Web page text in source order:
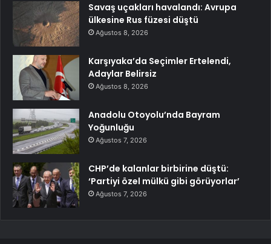
Savaş uçakları havalandı: Avrupa
ülkesine Rus füzesi düştü
Ağustos 8, 2026
Karşıyaka’da Seçimler Ertelendi,
Adaylar Belirsiz
Ağustos 8, 2026
Anadolu Otoyolu’nda Bayram
Yoğunluğu
Ağustos 7, 2026
CHP’de kalanlar birbirine düştü:
‘Partiyi özel mülkü gibi görüyorlar’
Ağustos 7, 2026